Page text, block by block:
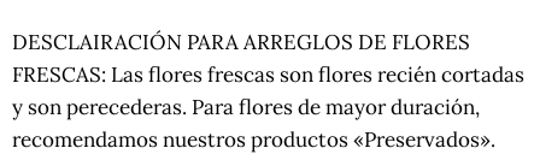
DESCLAIRACIÓN PARA ARREGLOS DE FLORES
FRESCAS: Las flores frescas son flores recién cortadas
y son perecederas. Para flores de mayor duración,
recomendamos nuestros productos «Preservados».